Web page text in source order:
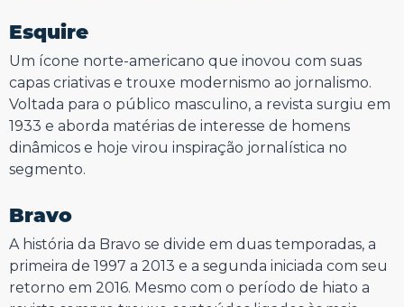
Esquire
Um ícone norte-americano que inovou com suas
capas criativas e trouxe modernismo ao jornalismo.
Voltada para o público masculino, a revista surgiu em
1933 e aborda matérias de interesse de homens
dinâmicos e hoje virou inspiração jornalística no
segmento.
Bravo
A história da Bravo se divide em duas temporadas, a
primeira de 1997 a 2013 e a segunda iniciada com seu
retorno em 2016. Mesmo com o período de hiato a